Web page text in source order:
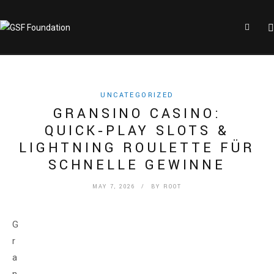
UNCATEGORIZED
GRANSINO CASINO:
QUICK‑PLAY SLOTS &
LIGHTNING ROULETTE FÜR
SCHNELLE GEWINNE
MAY 7, 2026 / BY ROOT
G
r
a